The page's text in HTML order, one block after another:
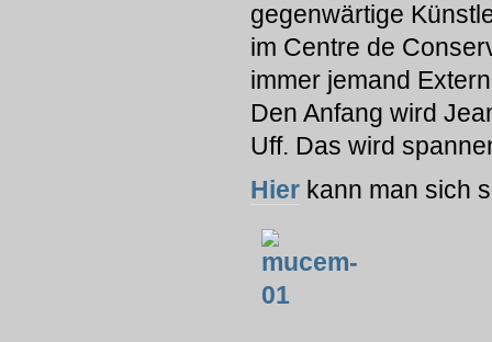
gegenwärtige
im Centre de
immer jemand
Den Anfang wird
Uff. Das wird
Hier kann man sich